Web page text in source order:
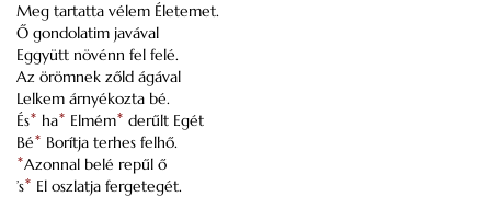
Meg tartatta vélem Életemet.
Ő gondolatim javával
Eggyütt növénn fel felé.
Az örömnek zőld ágával
Lelkem árnyékozta bé.
És* ha* Elmém* derűlt Egét
Bé* Borítja terhes felhő.
*Azonnal belé repűl ő
’s* El oszlatja fergetegét.